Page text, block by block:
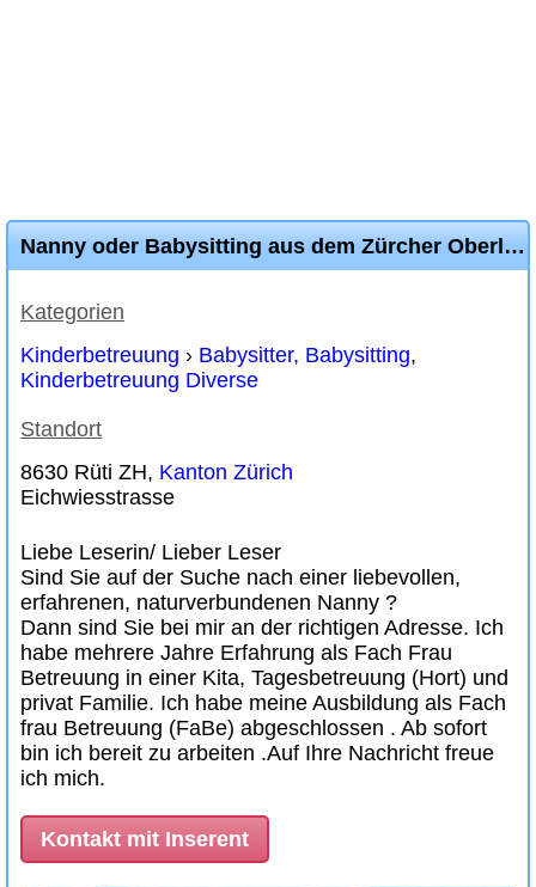
Nanny oder Babysitting aus dem Zürcher Oberland bietet Betreuung
Kategorien
Kinderbetreuung › Babysitter, Babysitting,
Kinderbetreuung Diverse
Standort
8630 Rüti ZH, Kanton Zürich
Eichwiesstrasse
Liebe Leserin/ Lieber Leser
Sind Sie auf der Suche nach einer liebevollen,
erfahrenen, naturverbundenen Nanny ?
Dann sind Sie bei mir an der richtigen Adresse. Ich
habe mehrere Jahre Erfahrung als Fach Frau
Betreuung in einer Kita, Tagesbetreuung (Hort) und
privat Familie. Ich habe meine Ausbildung als Fach
frau Betreuung (FaBe) abgeschlossen . Ab sofort
bin ich bereit zu arbeiten .Auf Ihre Nachricht freue
ich mich.
Kontakt mit Inserent